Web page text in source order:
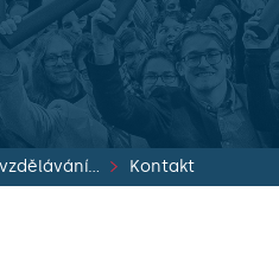
Specializační vzdělávání lékařů Kontakt